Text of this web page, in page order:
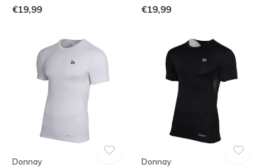
€19,99 €19,99
Donnay Donnay